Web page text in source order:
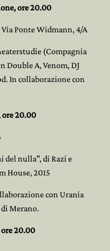
ore 20.00
Ponte Widmann, 4/A
(Compagnia
Double A, Venom, DJ
In collaborazione con
ore 20.00
del nulla", di Razi e
House, 2015
con Urania
Merano.
20.00